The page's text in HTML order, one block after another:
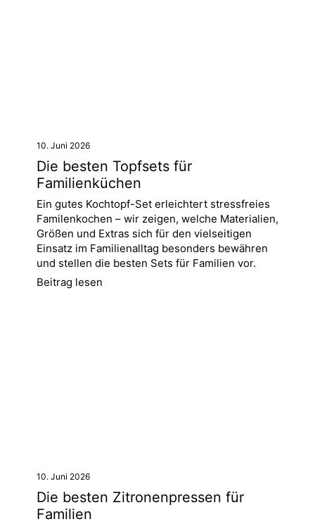
10. Juni 2026
Die besten Topfsets für
Familienküchen
Ein gutes Kochtopf-Set erleichtert stressfreies
Familenkochen – wir zeigen, welche Materialien,
Größen und Extras sich für den vielseitigen
Einsatz im Familienalltag besonders bewähren
und stellen die besten Sets für Familien vor.
Beitrag lesen
10. Juni 2026
Die besten Zitronenpressen für
Familien